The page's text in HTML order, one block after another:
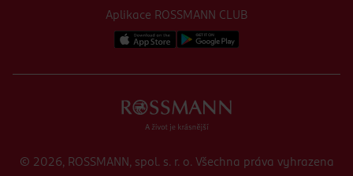
Aplikace ROSSMANN CLUB
© 2026, ROSSMANN, spol. s. r. o. Všechna práva vyhrazena